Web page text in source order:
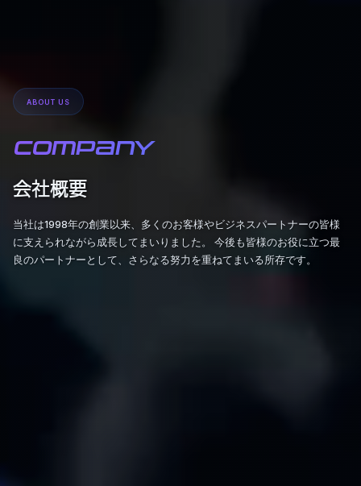
ABOUT US
COMPANY
会社概要
当社は1998年の創業以来、多くのお客様やビジネスパートナーの皆様
に支えられながら成長してまいりました。 今後も皆様のお役に立つ最
良のパートナーとして、さらなる努力を重ねてまいる所存です。